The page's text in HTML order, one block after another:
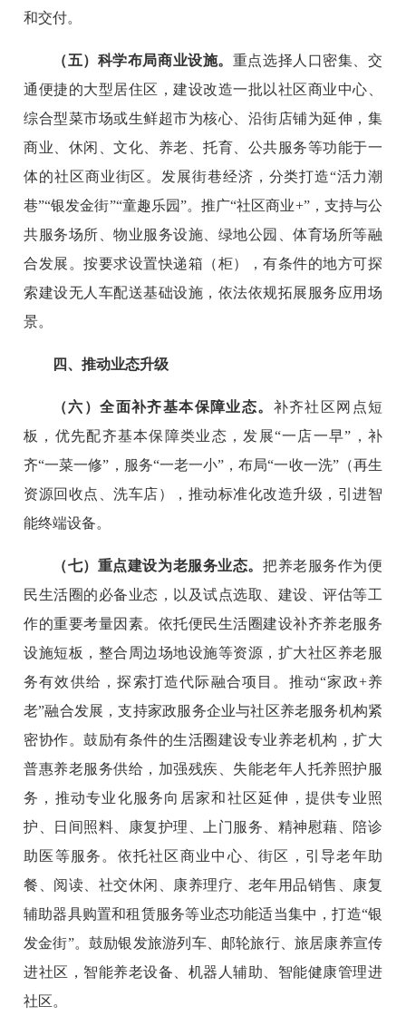
和交付。
（五）科学布局商业设施。 重点选择人口密集、交
通便捷的大型居住区，建设改造一批以社区商业中心、
综合型菜市场或生鲜超市为核心、沿街店铺为延伸，集
商业、休闲、文化、养老、托育、公共服务等功能于一
体的社区商业街区。发展街巷经济，分类打造“活力潮
巷”“银发金街”“童趣乐园”。推广“社区商业+”，支持与公
共服务场所、物业服务设施、绿地公园、体育场所等融
合发展。按要求设置快递箱（柜），有条件的地方可探
索建设无人车配送基础设施，依法依规拓展服务应用场
景。
四、推动业态升级
（六）全面补齐基本保障业态。 补齐社区网点短
板，优先配齐基本保障类业态，发展“一店一早”，补
齐“一菜一修”，服务“一老一小”，布局“一收一洗”（再生
资源回收点、洗车店），推动标准化改造升级，引进智
能终端设备。
（七）重点建设为老服务业态。 把养老服务作为便
民生活圈的必备业态，以及试点选取、建设、评估等工
作的重要考量因素。依托便民生活圈建设补齐养老服务
设施短板，整合周边场地设施等资源，扩大社区养老服
务有效供给，探索打造代际融合项目。推动“家政+养
老”融合发展，支持家政服务企业与社区养老服务机构紧
密协作。鼓励有条件的生活圈建设专业养老机构，扩大
普惠养老服务供给，加强残疾、失能老年人托养照护服
务，推动专业化服务向居家和社区延伸，提供专业照
护、日间照料、康复护理、上门服务、精神慰藉、陪诊
助医等服务。依托社区商业中心、街区，引导老年助
餐、阅读、社交休闲、康养理疗、老年用品销售、康复
辅助器具购置和租赁服务等业态功能适当集中，打造“银
发金街”。鼓励银发旅游列车、邮轮旅行、旅居康养宣传
进社区，智能养老设备、机器人辅助、智能健康管理进
社区。